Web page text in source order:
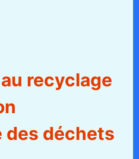
recyclage
des déchets